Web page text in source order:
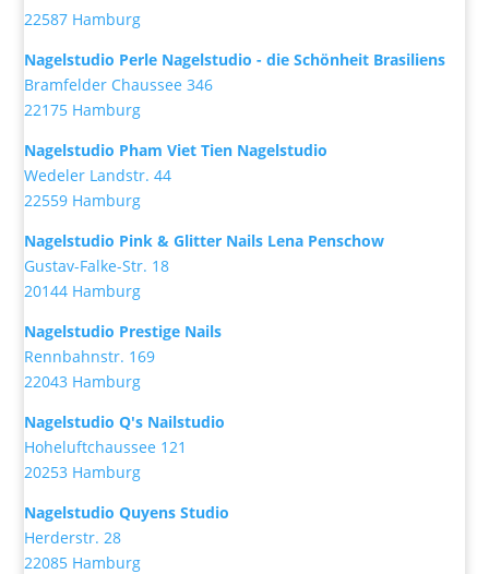
22587 Hamburg
Nagelstudio Perle Nagelstudio - die Schönheit Brasiliens
Bramfelder Chaussee 346
22175 Hamburg
Nagelstudio Pham Viet Tien Nagelstudio
Wedeler Landstr. 44
22559 Hamburg
Nagelstudio Pink & Glitter Nails Lena Penschow
Gustav-Falke-Str. 18
20144 Hamburg
Nagelstudio Prestige Nails
Rennbahnstr. 169
22043 Hamburg
Nagelstudio Q's Nailstudio
Hoheluftchaussee 121
20253 Hamburg
Nagelstudio Quyens Studio
Herderstr. 28
22085 Hamburg